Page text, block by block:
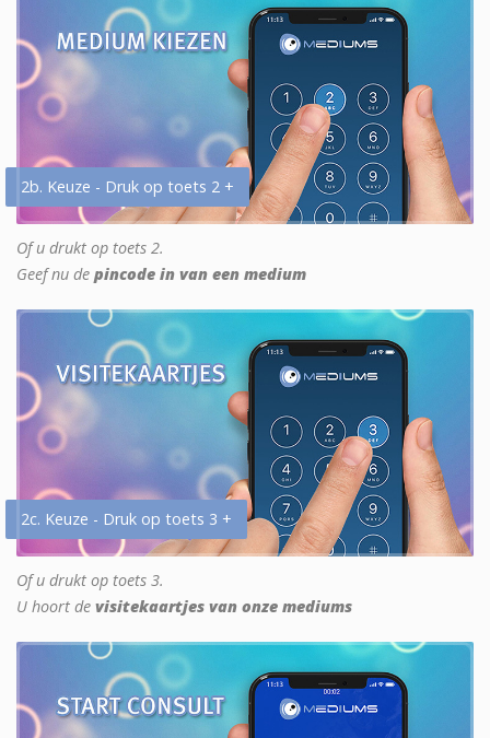
2b. Keuze - Druk op toets 2 +
Of u drukt op toets 2.
Geef nu de pincode in van een medium
2c. Keuze - Druk op toets 3 +
Of u drukt op toets 3.
U hoort de visitekaartjes van onze mediums